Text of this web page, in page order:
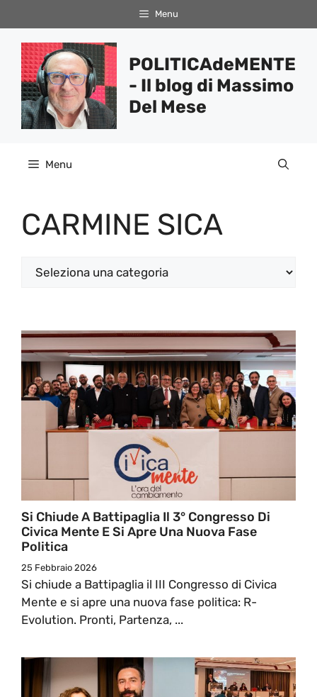
al
contenuto
Menu
POLITICAdeMENTE
- Il blog di Massimo
Del Mese
Menu
CARMINE SICA
Categorie
Si Chiude A Battipaglia Il 3° Congresso Di
Civica Mente E Si Apre Una Nuova Fase
Politica
25 Febbraio 2026
Si chiude a Battipaglia il III Congresso di Civica
Mente e si apre una nuova fase politica: R-
Evolution. Pronti, Partenza, ...